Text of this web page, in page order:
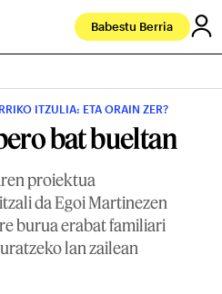
Babestu Berria
ITZULIA: ETA ORAIN ZER?
bat bueltan
proiektua
da Egoi Martinezen
burua erabat familiari
lan zailean